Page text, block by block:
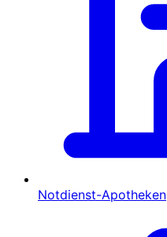
Notdienst-Apotheken